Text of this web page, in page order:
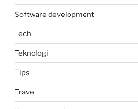
Software development
Tech
Teknologi
Tips
Travel